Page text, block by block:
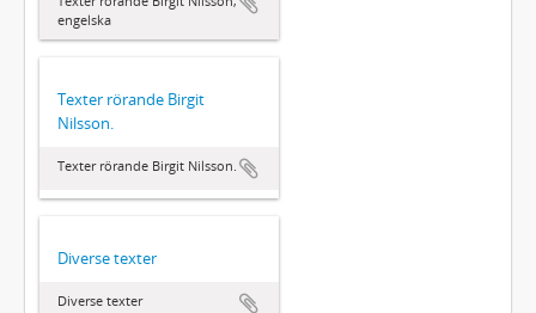
engelska
Texter rörande Birgit
Nilsson.
Texter rörande Birgit Nilsson.
Diverse texter
Diverse texter